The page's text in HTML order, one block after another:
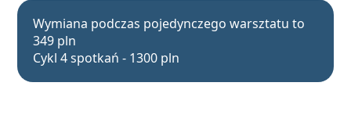
Wymiana podczas pojedynczego warsztatu to
349 pln
Cykl 4 spotkań - 1300 pln